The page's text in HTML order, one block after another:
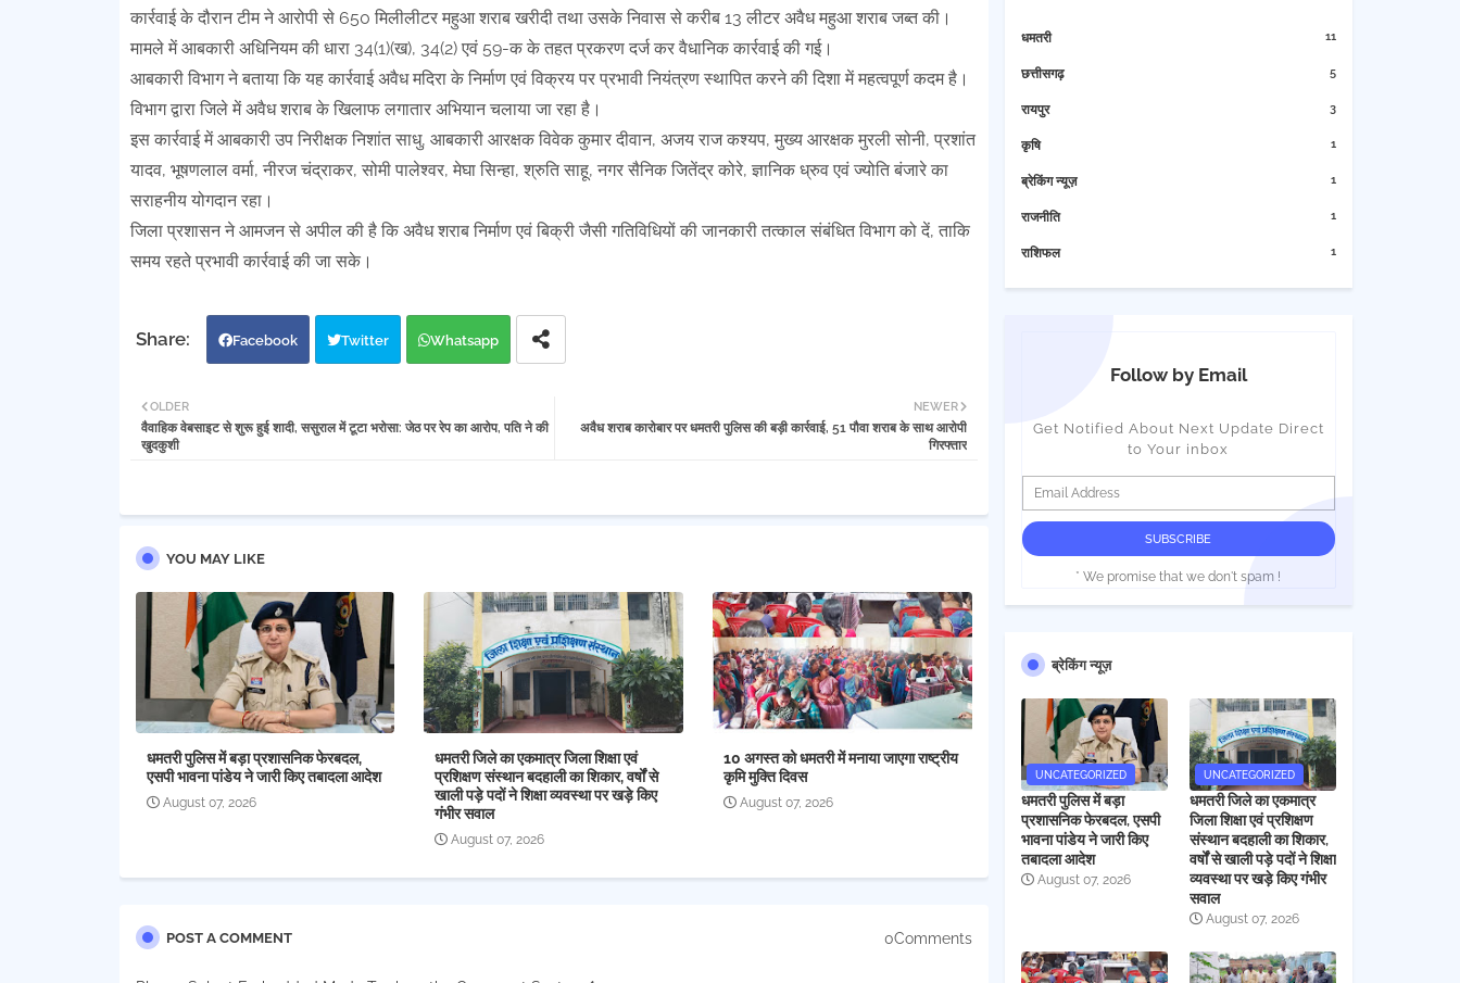
कार्रवाई के दौरान टीम ने आरोपी से 650 मिलीलीटर महुआ शराब खरीदी तथा उसके निवास से करीब 13 लीटर अवैध महुआ शराब जब्त की।
मामले में आबकारी अधिनियम की धारा 34(1)(ख), 34(2) एवं 59-क के तहत प्रकरण दर्ज कर वैधानिक कार्रवाई की गई।
आबकारी विभाग ने बताया कि यह कार्रवाई अवैध मदिरा के निर्माण एवं विक्रय पर प्रभावी नियंत्रण स्थापित करने की दिशा में महत्वपूर्ण कदम है।
विभाग द्वारा जिले में अवैध शराब के खिलाफ लगातार अभियान चलाया जा रहा है।
इस कार्रवाई में आबकारी उप निरीक्षक निशांत साधु, आबकारी आरक्षक विवेक कुमार दीवान, अजय राज कश्यप, मुख्य आरक्षक मुरली सोनी, प्रशांत
यादव, भूषणलाल वर्मा, नीरज चंद्राकर, सोमी पालेश्वर, मेघा सिन्हा, श्रुति साहू, नगर सैनिक जितेंद्र कोरे, ज्ञानिक ध्रुव एवं ज्योति बंजारे का
सराहनीय योगदान रहा।
जिला प्रशासन ने आमजन से अपील की है कि अवैध शराब निर्माण एवं बिक्री जैसी गतिविधियों की जानकारी तत्काल संबंधित विभाग को दें, ताकि
समय रहते प्रभावी कार्रवाई की जा सके।
Facebook Twitter Whatsapp
NEWER
अवैध शराब कारोबार पर धमतरी पुलिस की बड़ी कार्रवाई, 51 पौवा शराब के साथ आरोपी
गिरफ्तार
OLDER
वैवाहिक वेबसाइट से शुरू हुई शादी, ससुराल में टूटा भरोसा: जेठ पर रेप का आरोप, पति ने की
खुदकुशी
YOU MAY LIKE
धमतरी पुलिस में बड़ा प्रशासनिक फेरबदल,
एसपी भावना पांडेय ने जारी किए तबादला आदेश
August 07, 2026
धमतरी जिले का एकमात्र जिला शिक्षा एवं
प्रशिक्षण संस्थान बदहाली का शिकार, वर्षों से
खाली पड़े पदों ने शिक्षा व्यवस्था पर खड़े किए
गंभीर सवाल
August 07, 2026
10 अगस्त को धमतरी में मनाया जाएगा राष्ट्रीय
कृमि मुक्ति दिवस
August 07, 2026
POST A COMMENT 0Comments
धमतरी 11
छत्तीसगढ़ 5
रायपुर 3
कृषि 1
ब्रेकिंग न्यूज़ 1
राजनीति 1
राशिफल 1
Follow by Email
Get Notified About Next Update Direct
to Your inbox
* We promise that we don't spam !
ब्रेकिंग न्यूज़
UNCATEGORIZED
धमतरी पुलिस में बड़ा
प्रशासनिक फेरबदल, एसपी
भावना पांडेय ने जारी किए
तबादला आदेश
August 07, 2026
UNCATEGORIZED
धमतरी जिले का एकमात्र
जिला शिक्षा एवं प्रशिक्षण
संस्थान बदहाली का शिकार,
वर्षों से खाली पड़े पदों ने शिक्षा
व्यवस्था पर खड़े किए गंभीर
सवाल
August 07, 2026